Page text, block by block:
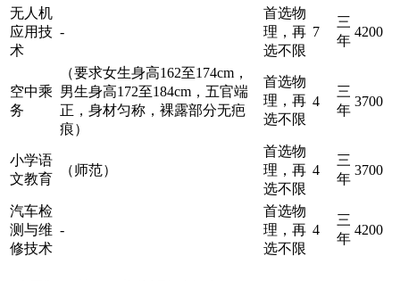
无人机
应用技
术
-
首选物
理，再
选不限
7
三
年
4200
空中乘
务
（要求女生身高162至174cm，
男生身高172至184cm，五官端
正，身材匀称，裸露部分无疤
痕）
首选物
理，再
选不限
4
三
年
3700
小学语
文教育
（师范）
首选物
理，再
选不限
4
三
年
3700
汽车检
测与维
修技术
-
首选物
理，再
选不限
4
三
年
4200